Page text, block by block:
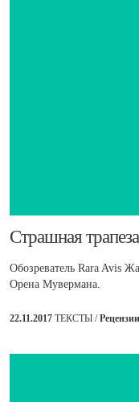
​Страшная трапеза
Обозреватель Rara Avis
Орена Мувермана.
22.11.2017 ТЕКСТЫ /Рецензии